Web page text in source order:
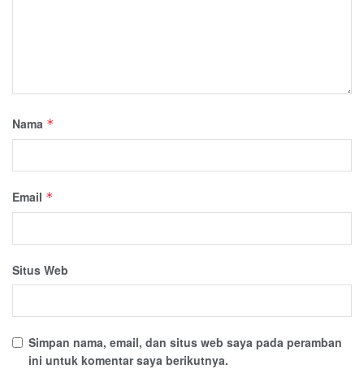
Nama *
Email *
Situs Web
Simpan nama, email, dan situs web saya pada peramban
ini untuk komentar saya berikutnya.